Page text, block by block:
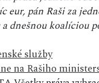
eur, pán Raši za
dnešnou koalíciou
služby
na Rašiho